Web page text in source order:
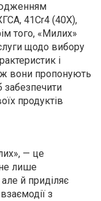
41Cr4 (40Х),
того, «Милих»
щодо вибору
і
вони пропонують
забезпечити
продуктів
— це
не лише
й приділяє
з